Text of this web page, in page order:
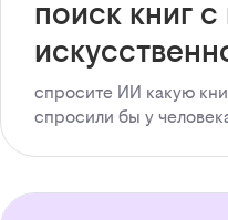
поиск книг
спросите ИИ какую
спросили бы у